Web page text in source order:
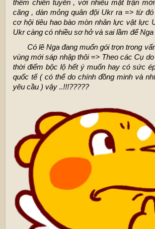
thêm chiến tuyến , với nhiều mặt trận
căng , dàn mỏng quân đội Ukr ra => từ
cơ hội tiêu hao bào mòn nhân lực vật lực
Ukr càng có nhiều sơ hở và sai lầm để Nga
Có lẽ Nga đang muốn gói trọn trong
vùng mới sáp nhập thôi => Theo các Cụ
thời điểm bộc lộ hết ý muốn hay có sức
quốc tế ( có thể do chính đồng minh và
yêu cầu ) vậy ..!!!?????